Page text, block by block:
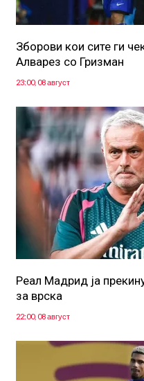
Зборови кои сите ги
Алварез со Гризман
23:00, 08 август
Реал Мадрид ја
за врска
22:00, 08 август